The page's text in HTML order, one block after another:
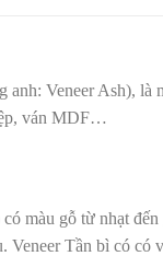
anh: Veneer Ash), là
ván MDF…
màu gỗ từ nhạt
Veneer Tần bì có